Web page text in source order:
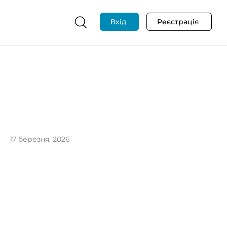
Вхід Реєстрація
17 березня, 2026